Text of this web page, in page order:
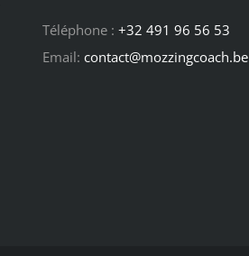
Téléphone :+32 491 96 56 53
Email:contact@mozzingcoach.be